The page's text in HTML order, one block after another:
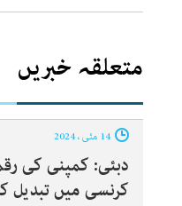
متعلقہ خبریں
دبئی: کمپنی کی
کرنسی میں تبدیل